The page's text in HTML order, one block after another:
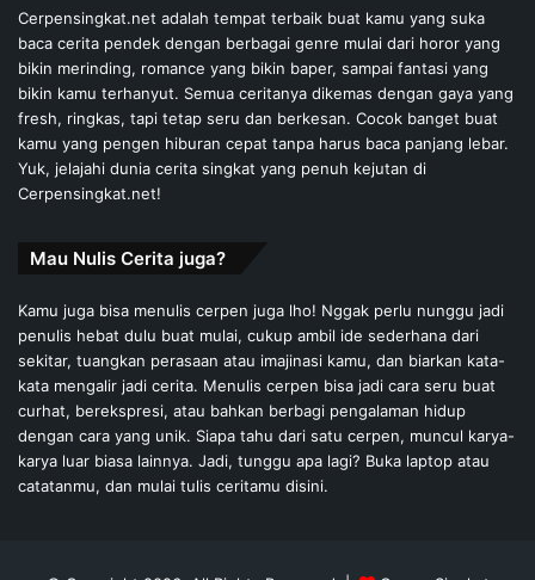
Cerpensingkat.net adalah tempat terbaik buat kamu yang suka
baca cerita pendek dengan berbagai genre mulai dari horor yang
bikin merinding, romance yang bikin baper, sampai fantasi yang
bikin kamu terhanyut. Semua ceritanya dikemas dengan gaya yang
fresh, ringkas, tapi tetap seru dan berkesan. Cocok banget buat
kamu yang pengen hiburan cepat tanpa harus baca panjang lebar.
Yuk, jelajahi dunia cerita singkat yang penuh kejutan di
Cerpensingkat.net!
Mau Nulis Cerita juga?
Kamu juga bisa menulis cerpen juga lho! Nggak perlu nunggu jadi
penulis hebat dulu buat mulai, cukup ambil ide sederhana dari
sekitar, tuangkan perasaan atau imajinasi kamu, dan biarkan kata-
kata mengalir jadi cerita. Menulis cerpen bisa jadi cara seru buat
curhat, berekspresi, atau bahkan berbagi pengalaman hidup
dengan cara yang unik. Siapa tahu dari satu cerpen, muncul karya-
karya luar biasa lainnya. Jadi, tunggu apa lagi? Buka laptop atau
catatanmu, dan mulai tulis ceritamu disini.